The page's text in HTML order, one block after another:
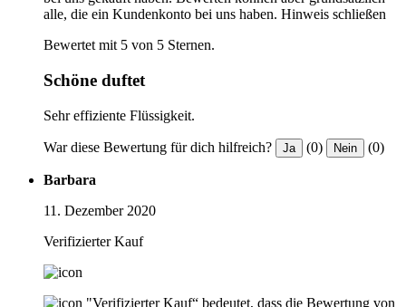
alle, die ein Kundenkonto bei uns haben. Hinweis schließen
Bewertet mit 5 von 5 Sternen.
Schöne duftet
Sehr effiziente Flüssigkeit.
War diese Bewertung für dich hilfreich? Ja (0) Nein (0)
Barbara
11. Dezember 2020
Verifizierter Kauf
"Verifizierter Kauf“ bedeutet, dass die Bewertung von